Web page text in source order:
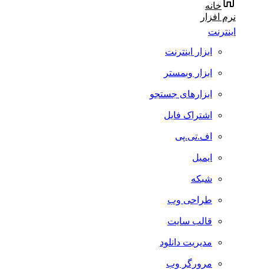
خانه
نرم افزار
اینترنت
ابزار اینترنت
ابزار وبمستر
ابزارهای جستجو
اشتراک فایل
اف.تی.پی
ایمیل
شبکه
طراحی وب
قالب سایت
مدیریت دانلود
مرورگر وب